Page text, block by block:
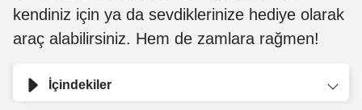
kendiniz için ya da sevdiklerinize hediye olarak
araç alabilirsiniz. Hem de zamlara rağmen!
İçindekiler